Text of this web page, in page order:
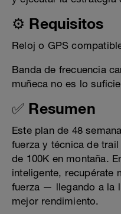
⚙️ Requisitos
Reloj o GPS
Banda de frecuencia
muñeca no es lo
✅ Resumen
Este plan de 48
fuerza y técnica de
de 100K en montaña.
inteligente, recupérate
fuerza — llegando a la
mejor rendimiento.